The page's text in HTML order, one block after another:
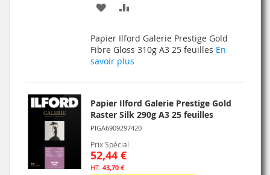
AJOUTER
MA
LISTE
COMPARATEUR
Papier Ilford Galerie Prestige Gold
Fibre Gloss 310g A3 25 feuilles En
savoir plus
Papier Ilford Galerie Prestige Gold
Raster Silk 290g A3 25 feuilles
PIGA6909297420
Prix Spécial
52,44 €
43,70 €